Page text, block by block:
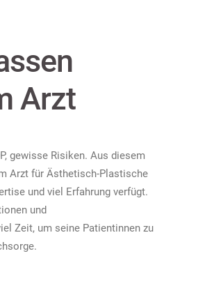
Arzt
gewisse Risiken. Aus diesem
Arzt für Ästhetisch-Plastische
und viel Erfahrung verfügt.
und
Zeit, um seine Patientinnen zu